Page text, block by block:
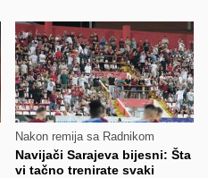
Nakon remija sa Radnikom
Navijači Sarajeva bijesni: Šta
vi tačno trenirate svaki